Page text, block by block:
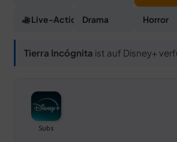
Live-Action Drama Horror
Tierra Incógnita ist auf Disney+